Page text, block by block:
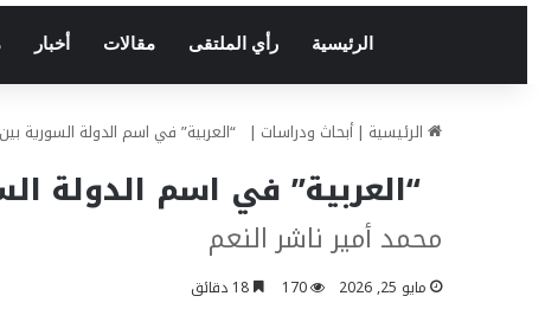
الرئيسية رأي الملتقى مقالات أخبار
الرئيسية | أبحاث ودراسات | “العربية” في اسم الدولة السورية
“العربية” في اسم الدولة
محمد أمير ناشر النعم
مايو 25, 2026 170